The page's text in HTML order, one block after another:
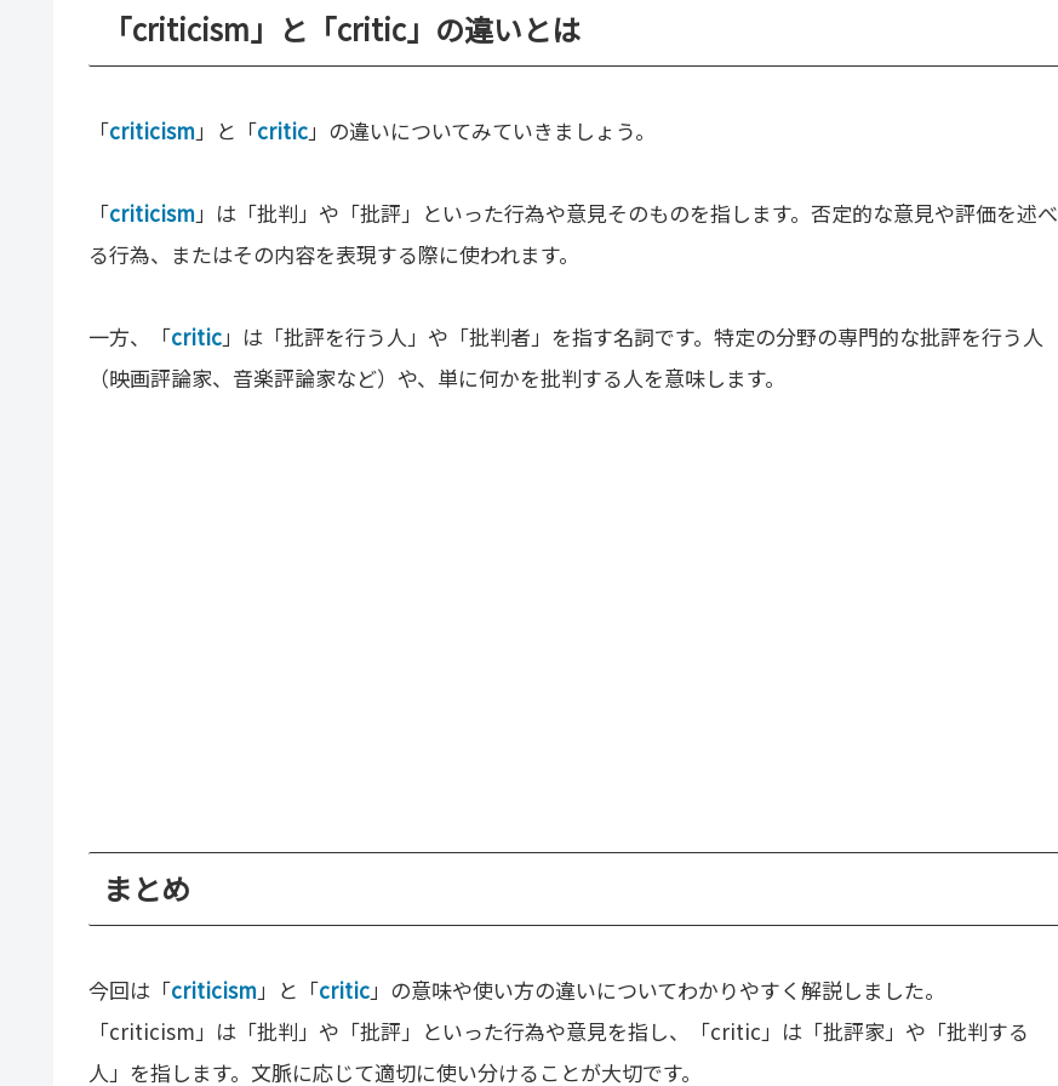
「criticism」と「critic」の違いとは
「criticism」と「critic」の違いについてみていきましょう。
「criticism」は「批判」や「批評」といった行為や意見そのものを指します。否定的な意見や評価を述べ
る行為、またはその内容を表現する際に使われます。
一方、「critic」は「批評を行う人」や「批判者」を指す名詞です。特定の分野の専門的な批評を行う人
（映画評論家、音楽評論家など）や、単に何かを批判する人を意味します。
まとめ
今回は「criticism」と「critic」の意味や使い方の違いについてわかりやすく解説しました。
「criticism」は「批判」や「批評」といった行為や意見を指し、「critic」は「批評家」や「批判する
人」を指します。文脈に応じて適切に使い分けることが大切です。